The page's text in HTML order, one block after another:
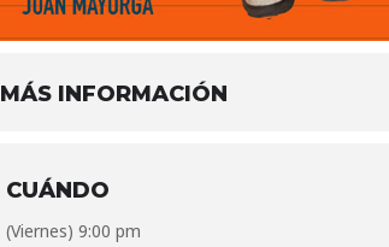
MÁS INFORMACIÓN
CUÁNDO
(Viernes) 9:00 pm